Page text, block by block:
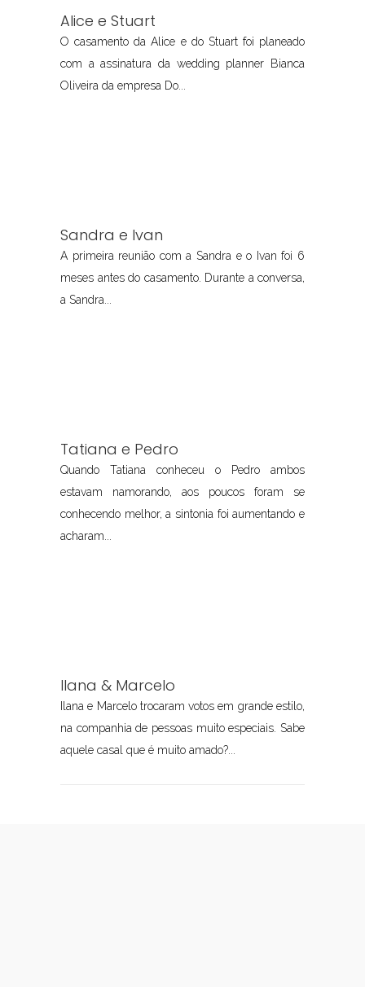
Alice e Stuart
O casamento da Alice e do Stuart foi planeado
com a assinatura da wedding planner Bianca
Oliveira da empresa Do...
Sandra e Ivan
A primeira reunião com a Sandra e o Ivan foi 6
meses antes do casamento. Durante a conversa,
a Sandra...
Tatiana e Pedro
Quando Tatiana conheceu o Pedro ambos
estavam namorando, aos poucos foram se
conhecendo melhor, a sintonia foi aumentando e
acharam...
Ilana & Marcelo
Ilana e Marcelo trocaram votos em grande estilo,
na companhia de pessoas muito especiais. Sabe
aquele casal que é muito amado?...